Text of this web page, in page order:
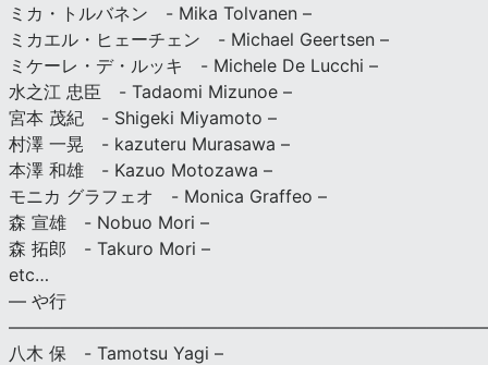
ミカ・トルバネン - Mika Tolvanen –
ミカエル・ヒェーチェン - Michael Geertsen –
ミケーレ・デ・ルッキ - Michele De Lucchi –
水之江 忠臣 - Tadaomi Mizunoe –
宮本 茂紀 - Shigeki Miyamoto –
村澤 一晃 - kazuteru Murasawa –
本澤 和雄 - Kazuo Motozawa –
モニカ グラフェオ - Monica Graffeo –
森 宣雄 - Nobuo Mori –
森 拓郎 - Takuro Mori –
etc…
— や行
八木 保 - Tamotsu Yagi –